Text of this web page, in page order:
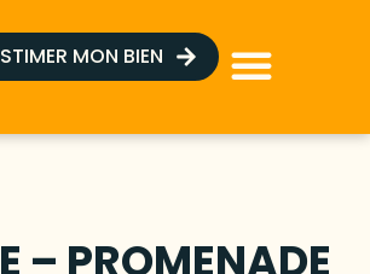
MON BIEN
– PROMENADE